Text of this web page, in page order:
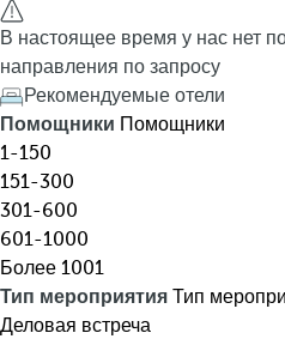
л
я
,
н
а
з
н
а
ч
е
н
и
t
h
e
d
o
w
n
a
r
r
o
w
В настоящее время у нас нет
направления по запросу
Рекомендуемые отели
Помощники Помощники
1-150
151-300
301-600
601-1000
Более 1001
Тип мероприятия Тип
Деловая встреча